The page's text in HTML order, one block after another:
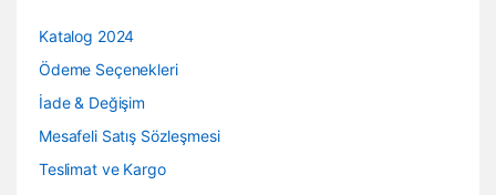
Katalog 2024
Ödeme Seçenekleri
İade & Değişim
Mesafeli Satış Sözleşmesi
Teslimat ve Kargo